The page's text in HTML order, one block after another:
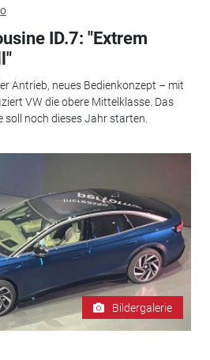
ID.7: "Extrem
Antrieb, neues Bedienkonzept – mit
VW die obere Mittelklasse. Das
soll noch dieses Jahr starten.
Bildergalerie